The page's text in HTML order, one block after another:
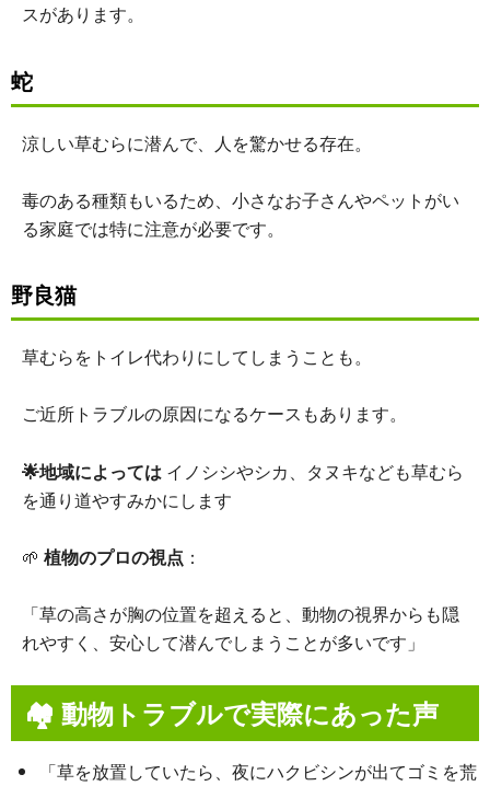
スがあります。
蛇
涼しい草むらに潜んで、人を驚かせる存在。
毒のある種類もいるため、小さなお子さんやペットがい
る家庭では特に注意が必要です。
野良猫
草むらをトイレ代わりにしてしまうことも。
ご近所トラブルの原因になるケースもあります。
🌟地域によっては イノシシやシカ、タヌキなども草むら
を通り道やすみかにします
🌱 植物のプロの視点 ：
「草の高さが胸の位置を超えると、動物の視界からも隠
れやすく、安心して潜んでしまうことが多いです」
🏘 動物トラブルで実際にあった声
「草を放置していたら、夜にハクビシンが出てゴミを荒